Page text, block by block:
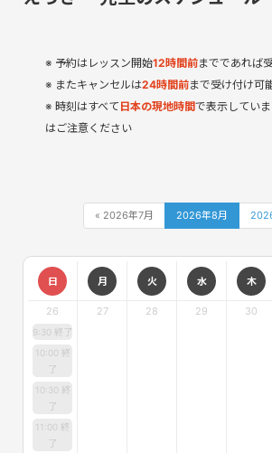
予約はレッスン開始12時間前までであれば
またキャンセルは24時間前まで受け付け可
時刻はすべて 日本の現地時間で表示してい
はご注意ください
« 2026年7月 2026年8月
日 月 火 水 木
26
9:30 終了
10:00 終
了
10:30 終
了
11:00 終
了
27 28 29 30